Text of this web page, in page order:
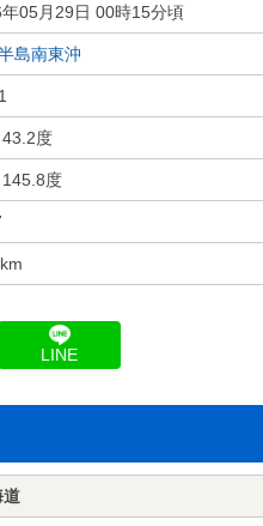
05月29日 00時15分頃
島南東沖
度
度
LINE
道